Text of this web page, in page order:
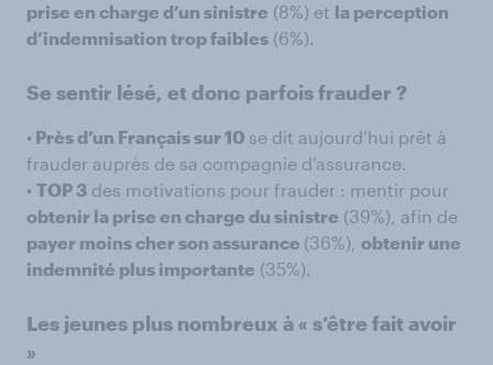
prise en charge d’un sinistre (8%) et la perception
d’indemnisation trop faibles (6%).
Se sentir lésé, et donc parfois frauder ?
• Près d’un Français sur 10 se dit aujourd’hui prêt à
frauder auprès de sa compagnie d’assurance.
• TOP 3 des motivations pour frauder : mentir pour
obtenir la prise en charge du sinistre (39%), afin de
payer moins cher son assurance (36%), obtenir une
indemnité plus importante (35%).
Les jeunes plus nombreux à « s’être fait avoir
»